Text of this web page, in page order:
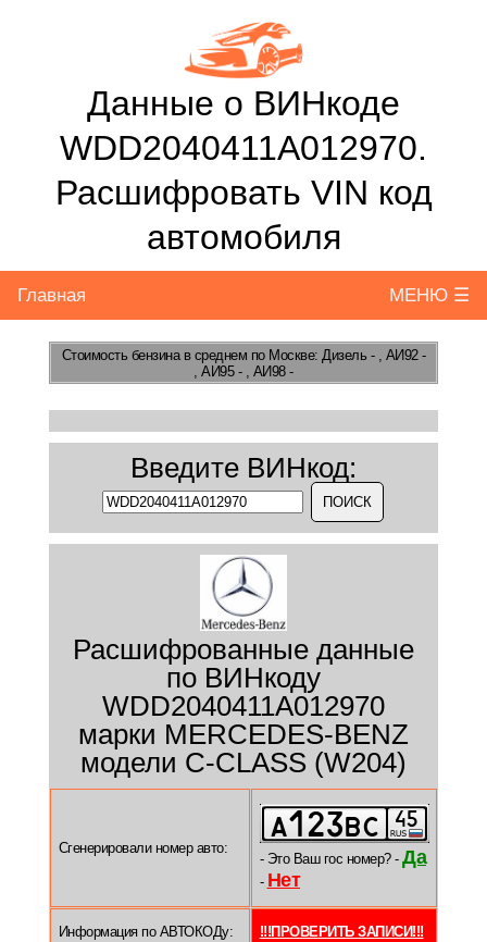
Данные о ВИНкоде
WDD2040411A012970.
Расшифровать VIN код
автомобиля
Главная МЕНЮ ☰
Стоимость бензинав среднем по Москве: Дизель - , АИ92 -
, АИ95 - , АИ98 -
Введите ВИНкод:
Расшифрованные данные
по ВИНкоду
WDD2040411A012970
марки MERCEDES-BENZ
модели C-CLASS (W204)
Сгенерировали номер авто:
- Это Ваш гос номер? - Да
- Нет
Информация по АВТОКОДу: !!!ПРОВЕРИТЬ ЗАПИСИ!!!